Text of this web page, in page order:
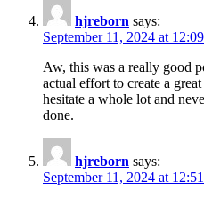
hjreborn says:
September 11, 2024 at
Aw, this was a really good
actual effort to create a
hesitate a whole lot and
done.
hjreborn says:
September 11, 2024 at